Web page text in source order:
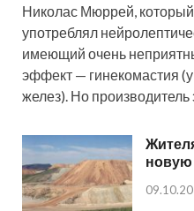
Николас Мюррей,
употреблял
имеющий очень
эффект — гинекомастия
желез). Но
новую